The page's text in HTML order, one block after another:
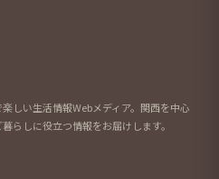
しい生活情報Webメディア。関西を中心
らしに役立つ情報をお届けします。